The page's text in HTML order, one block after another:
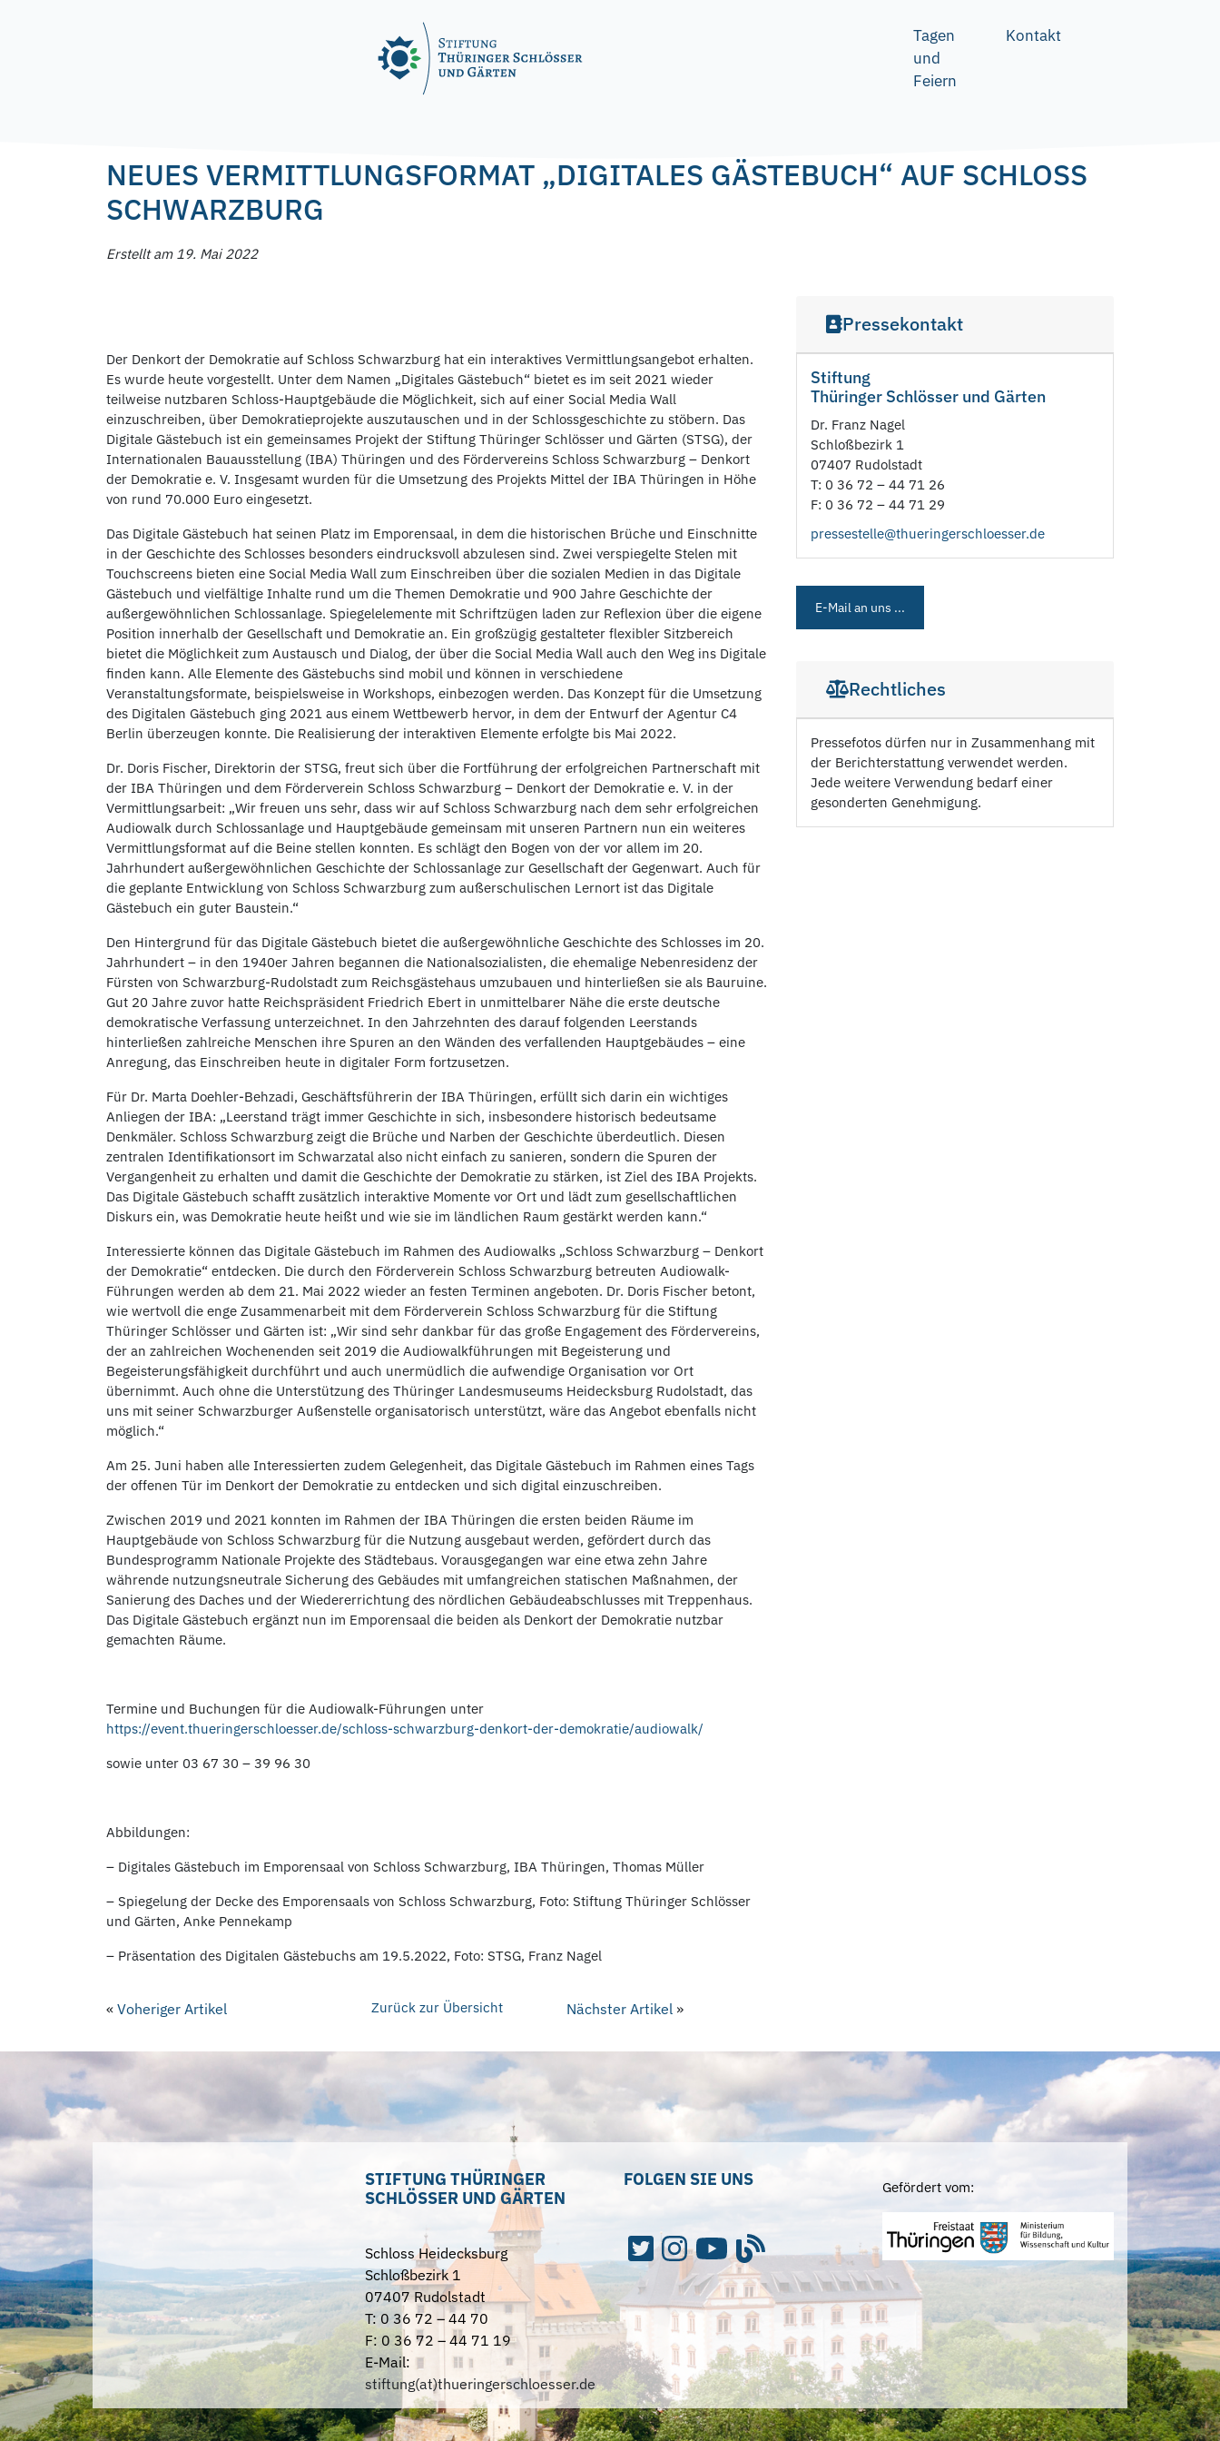
Tagen
und
Feiern
Kontakt
NEUES VERMITTLUNGSFORMAT „DIGITALES GÄSTEBUCH“ AUF SCHLOSS
SCHWARZBURG
Erstellt am 19. Mai 2022
Der Denkort der Demokratie auf Schloss Schwarzburg hat ein interaktives Vermittlungsangebot erhalten.
Es wurde heute vorgestellt. Unter dem Namen „Digitales Gästebuch“ bietet es im seit 2021 wieder
teilweise nutzbaren Schloss-Hauptgebäude die Möglichkeit, sich auf einer Social Media Wall
einzuschreiben, über Demokratieprojekte auszutauschen und in der Schlossgeschichte zu stöbern. Das
Digitale Gästebuch ist ein gemeinsames Projekt der Stiftung Thüringer Schlösser und Gärten (STSG), der
Internationalen Bauausstellung (IBA) Thüringen und des Fördervereins Schloss Schwarzburg – Denkort
der Demokratie e. V. Insgesamt wurden für die Umsetzung des Projekts Mittel der IBA Thüringen in Höhe
von rund 70.000 Euro eingesetzt.
Das Digitale Gästebuch hat seinen Platz im Emporensaal, in dem die historischen Brüche und Einschnitte
in der Geschichte des Schlosses besonders eindrucksvoll abzulesen sind. Zwei verspiegelte Stelen mit
Touchscreens bieten eine Social Media Wall zum Einschreiben über die sozialen Medien in das Digitale
Gästebuch und vielfältige Inhalte rund um die Themen Demokratie und 900 Jahre Geschichte der
außergewöhnlichen Schlossanlage. Spiegelelemente mit Schriftzügen laden zur Reflexion über die eigene
Position innerhalb der Gesellschaft und Demokratie an. Ein großzügig gestalteter flexibler Sitzbereich
bietet die Möglichkeit zum Austausch und Dialog, der über die Social Media Wall auch den Weg ins Digitale
finden kann. Alle Elemente des Gästebuchs sind mobil und können in verschiedene
Veranstaltungsformate, beispielsweise in Workshops, einbezogen werden. Das Konzept für die Umsetzung
des Digitalen Gästebuch ging 2021 aus einem Wettbewerb hervor, in dem der Entwurf der Agentur C4
Berlin überzeugen konnte. Die Realisierung der interaktiven Elemente erfolgte bis Mai 2022.
Dr. Doris Fischer, Direktorin der STSG, freut sich über die Fortführung der erfolgreichen Partnerschaft mit
der IBA Thüringen und dem Förderverein Schloss Schwarzburg – Denkort der Demokratie e. V. in der
Vermittlungsarbeit: „Wir freuen uns sehr, dass wir auf Schloss Schwarzburg nach dem sehr erfolgreichen
Audiowalk durch Schlossanlage und Hauptgebäude gemeinsam mit unseren Partnern nun ein weiteres
Vermittlungsformat auf die Beine stellen konnten. Es schlägt den Bogen von der vor allem im 20.
Jahrhundert außergewöhnlichen Geschichte der Schlossanlage zur Gesellschaft der Gegenwart. Auch für
die geplante Entwicklung von Schloss Schwarzburg zum außerschulischen Lernort ist das Digitale
Gästebuch ein guter Baustein.“
Den Hintergrund für das Digitale Gästebuch bietet die außergewöhnliche Geschichte des Schlosses im 20.
Jahrhundert – in den 1940er Jahren begannen die Nationalsozialisten, die ehemalige Nebenresidenz der
Fürsten von Schwarzburg-Rudolstadt zum Reichsgästehaus umzubauen und hinterließen sie als Bauruine.
Gut 20 Jahre zuvor hatte Reichspräsident Friedrich Ebert in unmittelbarer Nähe die erste deutsche
demokratische Verfassung unterzeichnet. In den Jahrzehnten des darauf folgenden Leerstands
hinterließen zahlreiche Menschen ihre Spuren an den Wänden des verfallenden Hauptgebäudes – eine
Anregung, das Einschreiben heute in digitaler Form fortzusetzen.
Für Dr. Marta Doehler-Behzadi, Geschäftsführerin der IBA Thüringen, erfüllt sich darin ein wichtiges
Anliegen der IBA: „Leerstand trägt immer Geschichte in sich, insbesondere historisch bedeutsame
Denkmäler. Schloss Schwarzburg zeigt die Brüche und Narben der Geschichte überdeutlich. Diesen
zentralen Identifikationsort im Schwarzatal also nicht einfach zu sanieren, sondern die Spuren der
Vergangenheit zu erhalten und damit die Geschichte der Demokratie zu stärken, ist Ziel des IBA Projekts.
Das Digitale Gästebuch schafft zusätzlich interaktive Momente vor Ort und lädt zum gesellschaftlichen
Diskurs ein, was Demokratie heute heißt und wie sie im ländlichen Raum gestärkt werden kann.“
Interessierte können das Digitale Gästebuch im Rahmen des Audiowalks „Schloss Schwarzburg – Denkort
der Demokratie“ entdecken. Die durch den Förderverein Schloss Schwarzburg betreuten Audiowalk-
Führungen werden ab dem 21. Mai 2022 wieder an festen Terminen angeboten. Dr. Doris Fischer betont,
wie wertvoll die enge Zusammenarbeit mit dem Förderverein Schloss Schwarzburg für die Stiftung
Thüringer Schlösser und Gärten ist: „Wir sind sehr dankbar für das große Engagement des Fördervereins,
der an zahlreichen Wochenenden seit 2019 die Audiowalkführungen mit Begeisterung und
Begeisterungsfähigkeit durchführt und auch unermüdlich die aufwendige Organisation vor Ort
übernimmt. Auch ohne die Unterstützung des Thüringer Landesmuseums Heidecksburg Rudolstadt, das
uns mit seiner Schwarzburger Außenstelle organisatorisch unterstützt, wäre das Angebot ebenfalls nicht
möglich.“
Am 25. Juni haben alle Interessierten zudem Gelegenheit, das Digitale Gästebuch im Rahmen eines Tags
der offenen Tür im Denkort der Demokratie zu entdecken und sich digital einzuschreiben.
Zwischen 2019 und 2021 konnten im Rahmen der IBA Thüringen die ersten beiden Räume im
Hauptgebäude von Schloss Schwarzburg für die Nutzung ausgebaut werden, gefördert durch das
Bundesprogramm Nationale Projekte des Städtebaus. Vorausgegangen war eine etwa zehn Jahre
währende nutzungsneutrale Sicherung des Gebäudes mit umfangreichen statischen Maßnahmen, der
Sanierung des Daches und der Wiedererrichtung des nördlichen Gebäudeabschlusses mit Treppenhaus.
Das Digitale Gästebuch ergänzt nun im Emporensaal die beiden als Denkort der Demokratie nutzbar
gemachten Räume.
Termine und Buchungen für die Audiowalk-Führungen unter
https://event.thueringerschloesser.de/schloss-schwarzburg-denkort-der-demokratie/audiowalk/
sowie unter 03 67 30 – 39 96 30
Abbildungen:
– Digitales Gästebuch im Emporensaal von Schloss Schwarzburg, IBA Thüringen, Thomas Müller
– Spiegelung der Decke des Emporensaals von Schloss Schwarzburg, Foto: Stiftung Thüringer Schlösser
und Gärten, Anke Pennekamp
– Präsentation des Digitalen Gästebuchs am 19.5.2022, Foto: STSG, Franz Nagel
« Voheriger Artikel Zurück zur Übersicht Nächster Artikel»
Pressekontakt
Stiftung
Thüringer Schlösser und Gärten
Dr. Franz Nagel
Schloßbezirk 1
07407 Rudolstadt
T: 0 36 72 – 44 71 26
F: 0 36 72 – 44 71 29
pressestelle@thueringerschloesser.de
E-Mail an uns ...
Rechtliches
Pressefotos dürfen nur in Zusammenhang mit
der Berichterstattung verwendet werden.
Jede weitere Verwendung bedarf einer
gesonderten Genehmigung.
STIFTUNG THÜRINGER
SCHLÖSSER UND GÄRTEN
Schloss Heidecksburg
Schloßbezirk 1
07407 Rudolstadt
T: 0 36 72 – 44 70
F: 0 36 72 – 44 71 19
E-Mail:
stiftung(at)thueringerschloesser.de
FOLGEN SIE UNS Gefördert vom: